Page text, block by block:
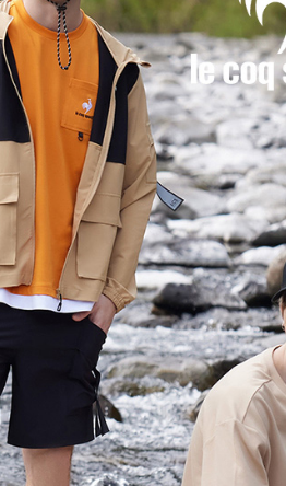
【注意事項】
１．透過由恩沛科技股份有限公司提供之「
交易，需依本服務之必要範圍內提供個人資料
求債權轉讓予恩沛科技股份有限公司。
２．關於個人資料處理事宜，請瀏覽以下網址：
https://aftee.tw/terms/#terms3
３．未成年的使用者請事先徵得法定代理人或
「AFTEE先享後付」，若未經同意申辦者引起
任。
４．使用「AFTEE先享後付」時，將依據個別
即時審查核予不同之上限額度；若仍有額度不
結果請求用戶進行身份認證。
５．嚴禁一人註冊多個帳號或使用他人資訊註
形，恩沛科技股份有限公司將有權停止該用戶
動。
7-11取貨付款
免運費
付款後7-11取貨
免運費
宅配
免運費
離島宅配
免運費